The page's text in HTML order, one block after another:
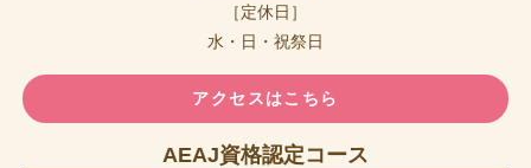
［定休日］
水・日・祝祭日
アクセスはこちら
AEAJ資格認定コース